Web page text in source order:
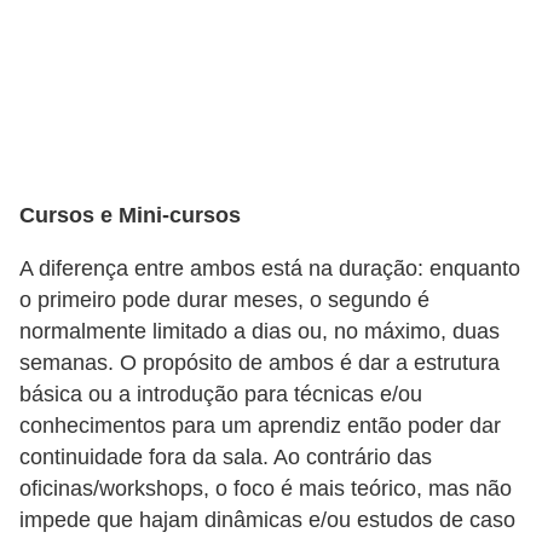
Cursos e Mini-cursos
A diferença entre ambos está na duração: enquanto
o primeiro pode durar meses, o segundo é
normalmente limitado a dias ou, no máximo, duas
semanas. O propósito de ambos é dar a estrutura
básica ou a introdução para técnicas e/ou
conhecimentos para um aprendiz então poder dar
continuidade fora da sala. Ao contrário das
oficinas/workshops, o foco é mais teórico, mas não
impede que hajam dinâmicas e/ou estudos de caso
n
e
i
r
o
G
e
r